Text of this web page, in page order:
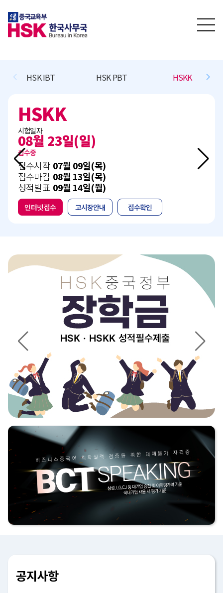
HSK IBT HSK PBT HSKK
HSKK
시험일자
08월 23일(일)
접수중
접수시작 07월 09일(목)
접수마감 08월 13일(목)
성적발표 09월 14일(월)
인터넷 접수 고시장안내 접수확인
공지사항